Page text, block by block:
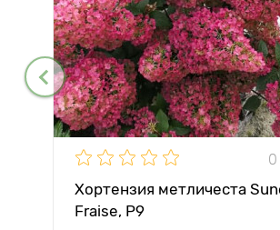
0
Хортензия метличеста
Fraise, P9